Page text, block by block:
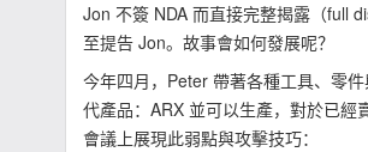
Jon 不簽 NDA 而直接完整揭露（full
至提告 Jon。故事會如何發展呢？
今年四月，Peter 帶著各種工具、零
代產品：ARX 並可以生產，對於已
會議上展現此弱點與攻擊技巧：